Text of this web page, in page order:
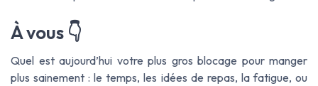
À vous 👇
Quel est aujourd’hui votre plus gros blocage pour manger
plus sainement : le temps, les idées de repas, la fatigue, ou